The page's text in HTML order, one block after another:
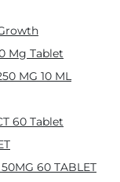
Mg Tablet
MG 10 ML
60 Tablet
60 TABLET